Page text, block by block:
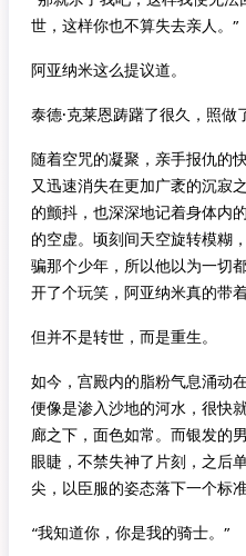
世，这样你也不算失去亲人。”
阿亚纳米这么提议道。
泰德·克莱恩踌躇了很久，照做
随着空咒的凝聚，亲手报仇的
又迅速消失在更加广袤的沉寂
的颤抖，也深深地记着身体内
的空虚。顷刻间天空旋转模糊
骗那个少年，所以他以为一切
开了个玩笑，阿亚纳米真的带
但并不是转世，而是重生。
如今，宫殿内的脂粉气息涌动
便像是渗入沙地的河水，很快
廊之下，面色如常。而银发的
眼睫，不禁失神了片刻，之后
尖，以臣服的姿态落下一个标
“我知道你，你是我的骑士。”